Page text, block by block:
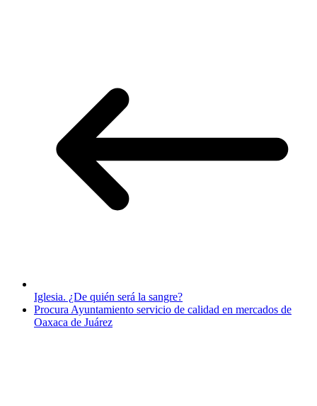
Iglesia. ¿De quién será la sangre?
Procura Ayuntamiento servicio de calidad en mercados de
Oaxaca de Juárez